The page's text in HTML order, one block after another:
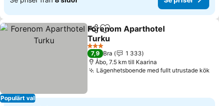
Populärt val
Dela Lägg till i Mina Favoriter
Forenom Aparthotel
Turku
Se priser
3 Stjärnor
7,9 Bra
1 333
Åbo, 7.5 km till Kaarina
Lägenhetsboende med fullt utrustade kök